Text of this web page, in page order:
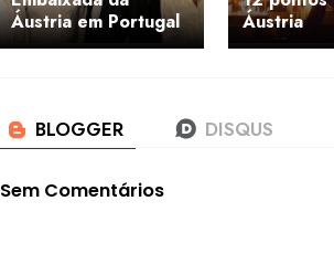
Áustria em Portugal
Áustria
Sem Comentários